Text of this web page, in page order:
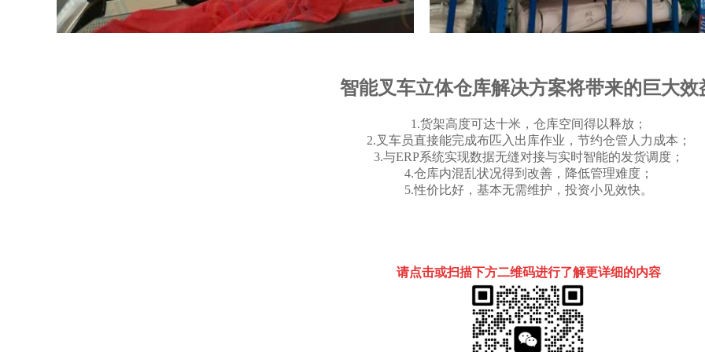
智能叉车立体仓库解决方案将带来的巨大效
1.货架高度可达十米，仓库空间得以释放；
2.叉车员直接能完成布匹入出库作业，节约仓管人力成本；
3.与ERP系统实现数据无缝对接与实时智能的发货调度；
4.仓库内混乱状况得到改善，降低管理难度；
5.性价比好，基本无需维护，投资小见效快。
请点击或扫描下方二维码进行了解更详细的内容